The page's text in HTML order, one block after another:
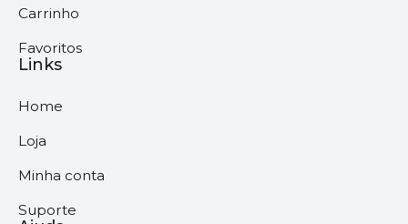
Carrinho
Favoritos
Links
Home
Loja
Minha conta
Suporte